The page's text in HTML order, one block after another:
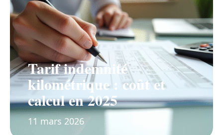
Tarif indemnité
kilométrique : coût et
calcul en 2025
11 mars 2026